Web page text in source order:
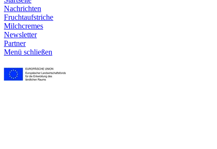
Nachrichten
Frucht­aufstriche
Milchcremes
Newsletter
Partner
Menü schließen